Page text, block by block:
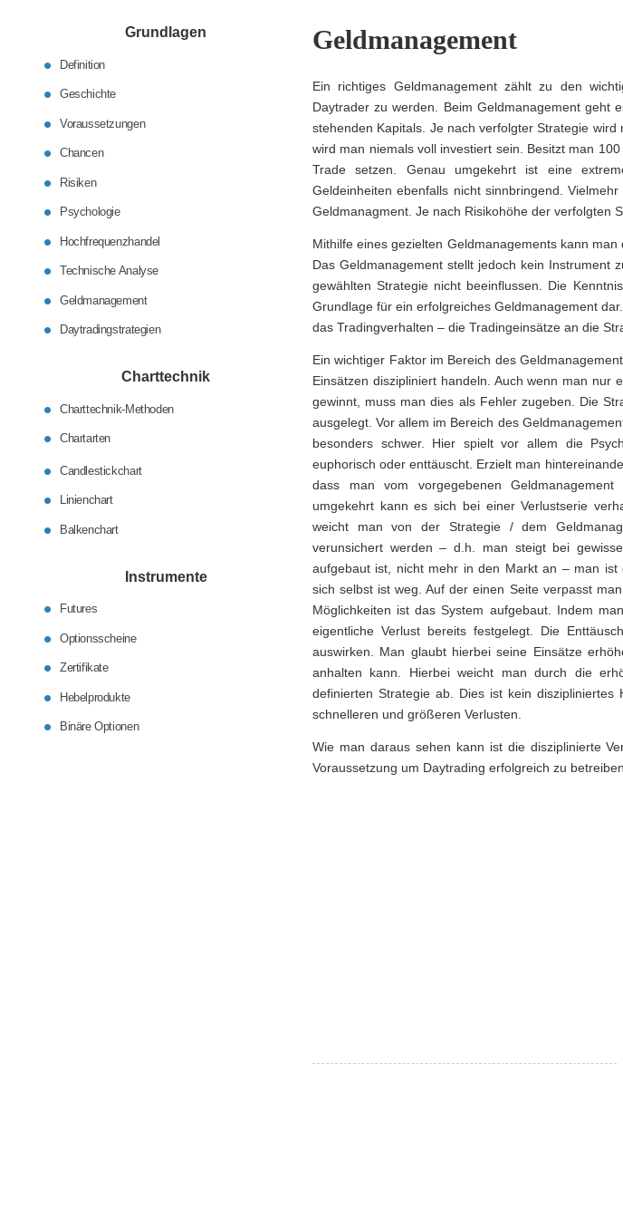
Geldmanagement
Ein richtiges Geldmanagement zählt zu den
Daytrader zu werden. Beim Geldmanagement geht
stehenden Kapitals. Je nach verfolgter Strategie
wird man niemals voll investiert sein. Besitzt man
Trade setzen. Genau umgekehrt ist eine
Geldeinheiten ebenfalls nicht sinnbringend.
Geldmanagment. Je nach Risikohöhe der verfolgten
Mithilfe eines gezielten Geldmanagements kann
Das Geldmanagement stellt jedoch kein Instrument
gewählten Strategie nicht beeinflussen. Die
Grundlage für ein erfolgreiches Geldmanagement
das Tradingverhalten – die Tradingeinsätze an die
Ein wichtiger Faktor im Bereich des
Einsätzen diszipliniert handeln. Auch wenn man nur
gewinnt, muss man dies als Fehler zugeben. Die
ausgelegt. Vor allem im Bereich des
besonders schwer. Hier spielt vor allem die
euphorisch oder enttäuscht. Erzielt man
dass man vom vorgegebenen
umgekehrt kann es sich bei einer Verlustserie
weicht man von der Strategie / dem
verunsichert werden – d.h. man steigt bei
aufgebaut ist, nicht mehr in den Markt an – man ist
sich selbst ist weg. Auf der einen Seite verpasst
Möglichkeiten ist das System aufgebaut. Indem
eigentliche Verlust bereits festgelegt. Die
auswirken. Man glaubt hierbei seine Einsätze
anhalten kann. Hierbei weicht man durch die
definierten Strategie ab. Dies ist kein
schnelleren und größeren Verlusten.
Wie man daraus sehen kann ist die disziplinierte
Voraussetzung um Daytrading erfolgreich zu
Grundlagen
Definition
Geschichte
Voraussetzungen
Chancen
Risiken
Psychologie
Hochfrequenzhandel
Technische Analyse
Geldmanagement
Daytradingstrategien
Charttechnik
Charttechnik-Methoden
Chartarten
Candlestickchart
Linienchart
Balkenchart
Instrumente
Futures
Optionsscheine
Zertifikate
Hebelprodukte
Binäre Optionen